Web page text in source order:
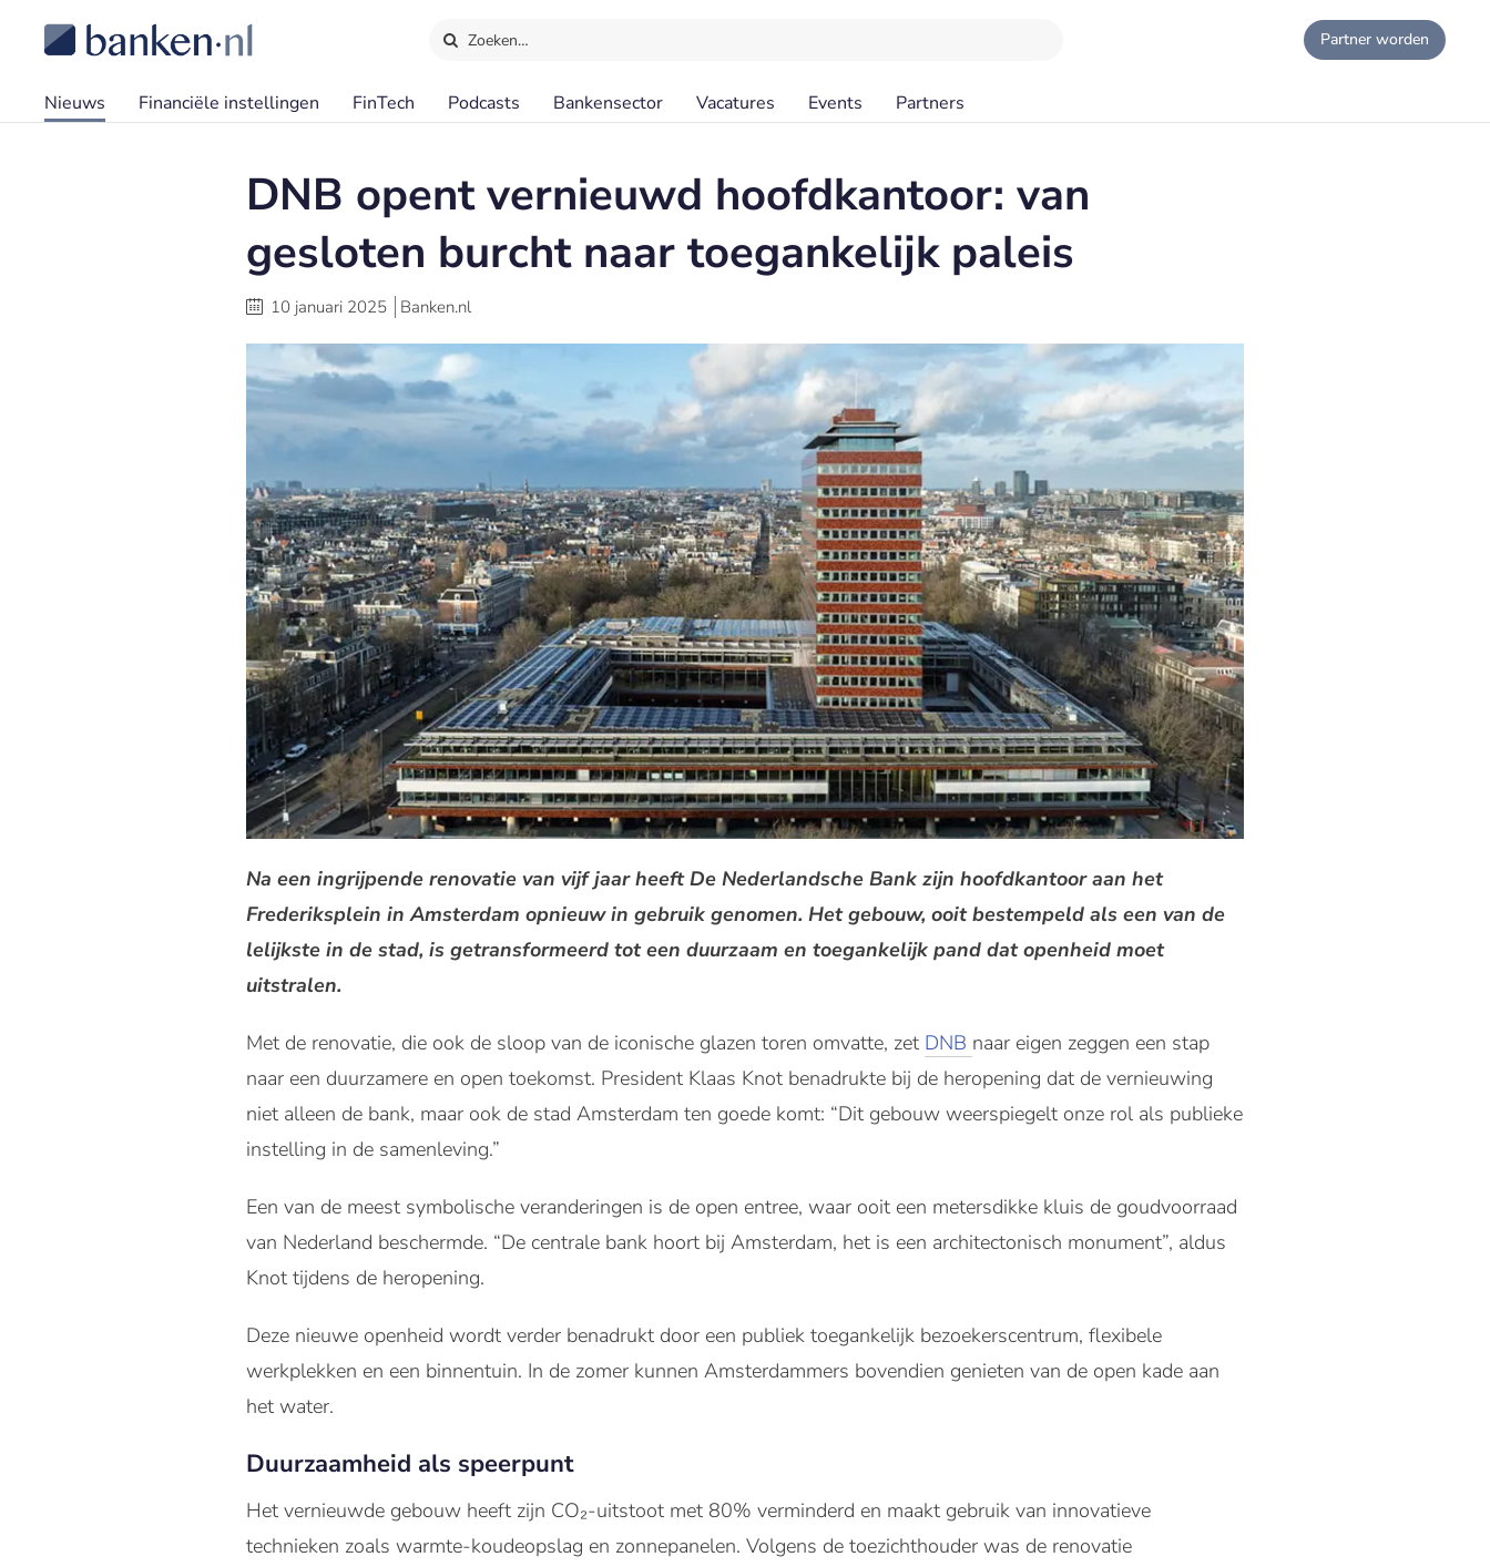
Zoeken… Partner worden
Nieuws Financiële instellingen FinTech Podcasts Bankensector Vacatures Events Partners
DNB opent vernieuwd hoofdkantoor: van
gesloten burcht naar toegankelijk paleis
10 januari 2025 Banken.nl
Na een ingrijpende renovatie van vijf jaar heeft De Nederlandsche Bank zijn hoofdkantoor aan het
Frederiksplein in Amsterdam opnieuw in gebruik genomen. Het gebouw, ooit bestempeld als een van de
lelijkste in de stad, is getransformeerd tot een duurzaam en toegankelijk pand dat openheid moet
uitstralen.
Met de renovatie, die ook de sloop van de iconische glazen toren omvatte, zet DNB naar eigen zeggen een stap
naar een duurzamere en open toekomst. President Klaas Knot benadrukte bij de heropening dat de vernieuwing
niet alleen de bank, maar ook de stad Amsterdam ten goede komt: “Dit gebouw weerspiegelt onze rol als publieke
instelling in de samenleving.”
Een van de meest symbolische veranderingen is de open entree, waar ooit een metersdikke kluis de goudvoorraad
van Nederland beschermde. “De centrale bank hoort bij Amsterdam, het is een architectonisch monument”, aldus
Knot tijdens de heropening.
Deze nieuwe openheid wordt verder benadrukt door een publiek toegankelijk bezoekerscentrum, flexibele
werkplekken en een binnentuin. In de zomer kunnen Amsterdammers bovendien genieten van de open kade aan
het water.
Duurzaamheid als speerpunt
Het vernieuwde gebouw heeft zijn CO₂-uitstoot met 80% verminderd en maakt gebruik van innovatieve
technieken zoals warmte-koudeopslag en zonnepanelen. Volgens de toezichthouder was de renovatie